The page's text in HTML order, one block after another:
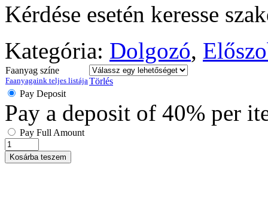
Kérdése esetén keresse
Kategória: Dolgozó,
Faanyag színe
Faanyagaink teljes listája Törlés
Pay Deposit
Pay a deposit of 40% per
Pay Full Amount
Kosárba teszem